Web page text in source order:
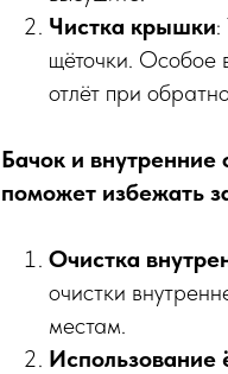
Чистка крышки:
щёточки. Особое
отлёт при
Бачок и внутренние
поможет избежать
Очистка
очистки
местам.
Использование